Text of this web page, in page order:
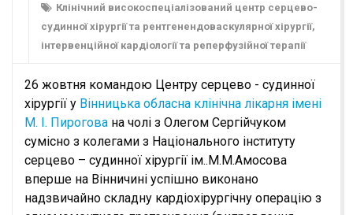
Клінічний високоспеціалізований центр серцево-
судинної хірургії та рентгенендоваскулярної хірургії,
інтервенційної кардіології та реперфузійної терапії
26 жовтня командою Центру серцево - судинної
хірургії у Вінницька обласна клінічна лікарня імені
М. І. Пирогова на чолі з Олегом Сергійчуком
сумісно з колегами з Національного інституту
серцево – судинної хірургії ім..М.М.Амосова
вперше на Вінничині успішно виконано
надзвичайно складну кардіохірургічну операцію з